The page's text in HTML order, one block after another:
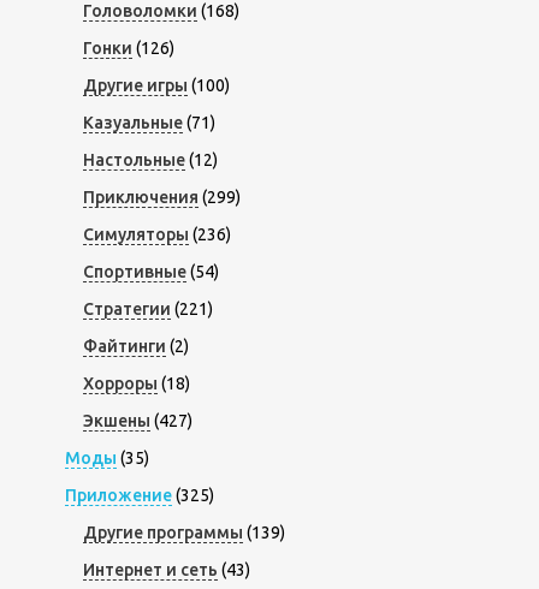
Головоломки (168)
Гонки (126)
Другие игры (100)
Казуальные(71)
Настольные(12)
Приключения (299)
Симуляторы (236)
Спортивные(54)
Стратегии (221)
Файтинги (2)
Хорроры (18)
Экшены (427)
Моды (35)
Приложение(325)
Другие программы (139)
Интернет и сеть (43)